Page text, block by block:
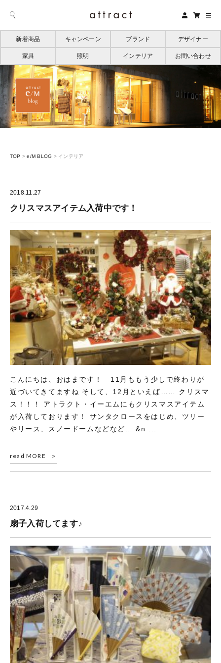
新着商品 キャンペーン ブランド デザイナー
家具 照明 インテリア お問い合わせ
TOP >e/M BLOG > インテリア
2018.11.27
クリスマスアイテム入荷中です！
こんにちは、おはまです！ 11月ももう少しで終わりが
近づいてきてますね そして、12月といえば…… クリスマ
ス！！！ アトラクト・イーエムにもクリスマスアイテム
が入荷しております！ サンタクロースをはじめ、ツリー
やリース、スノードームなどなど… &n ...
read MORE
2017.4.29
扇子入荷してます♪